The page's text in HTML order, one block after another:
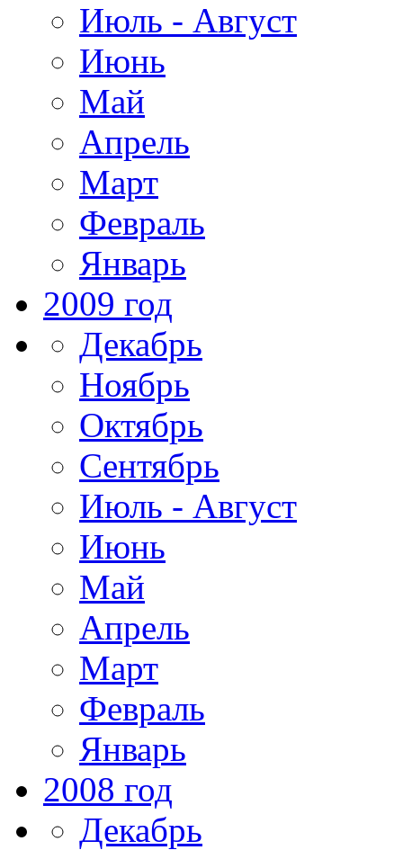
Июль - Август
Июнь
Май
Апрель
Март
Февраль
Январь
2009 год
Декабрь
Ноябрь
Октябрь
Сентябрь
Июль - Август
Июнь
Май
Апрель
Март
Февраль
Январь
2008 год
Декабрь